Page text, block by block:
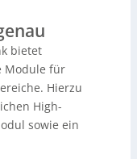
bietet
Module für
Hierzu
High-
sowie ein